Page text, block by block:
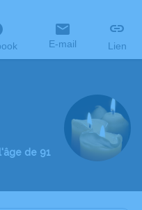
E-mail Lien
de 91